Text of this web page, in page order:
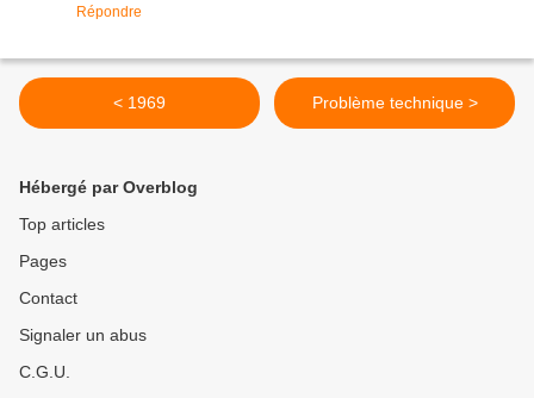
Répondre
< 1969 Problème technique >
Hébergé par Overblog
Top articles
Pages
Contact
Signaler un abus
C.G.U.